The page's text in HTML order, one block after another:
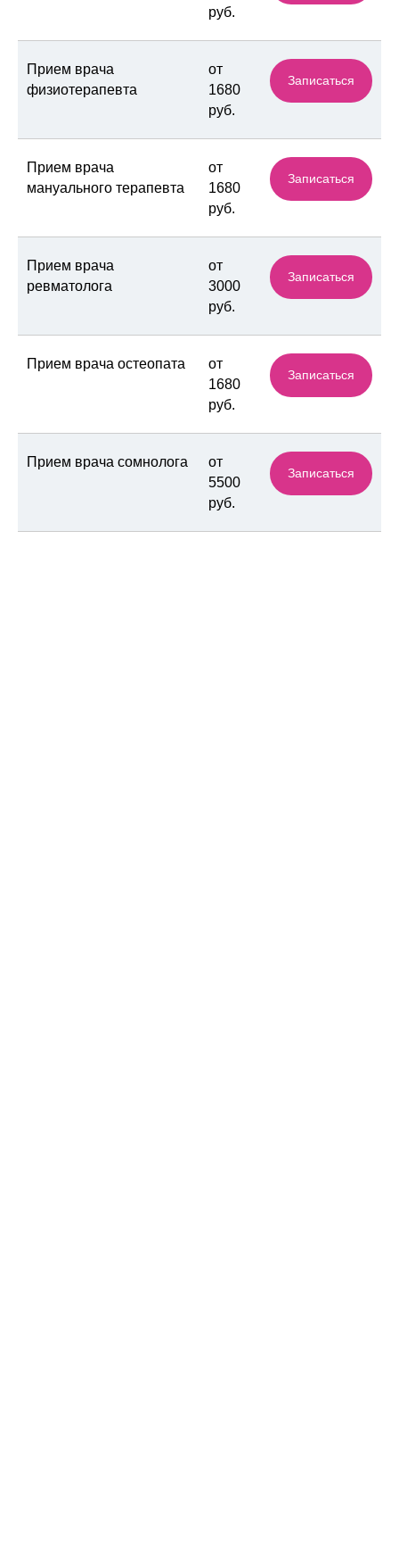
руб.
Прием врача
физиотерапевта
от
1680
руб.
Записаться
Прием врача
мануального терапевта
от
1680
руб.
Записаться
Прием врача
ревматолога
от
3000
руб.
Записаться
Прием врача остеопата
от
1680
руб.
Записаться
Прием врача сомнолога
от
5500
руб.
Записаться